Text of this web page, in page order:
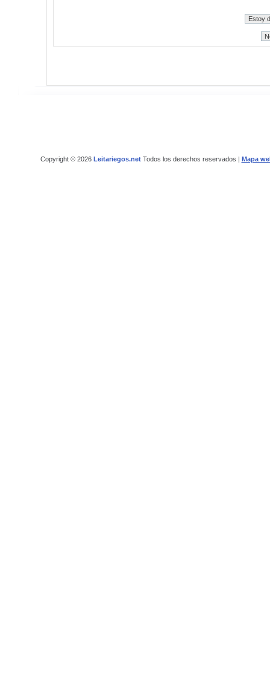
Copyright © 2026 Leitariegos.netTodos los derechos reservados | Mapa